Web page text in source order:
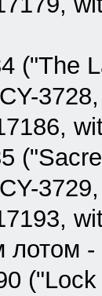
("The
лотом -